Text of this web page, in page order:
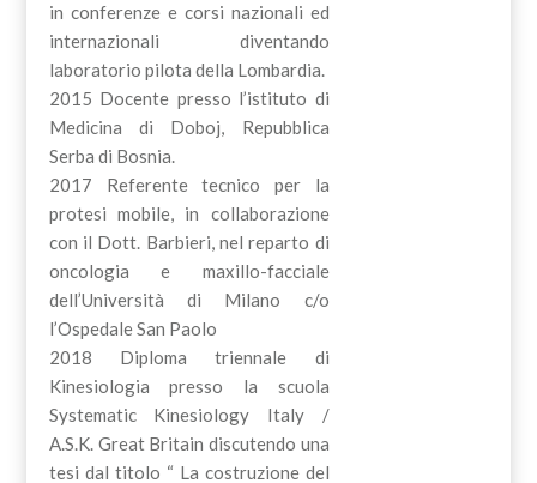
in conferenze e corsi nazionali ed
internazionali diventando
laboratorio pilota della Lombardia.
2015 Docente presso l’istituto di
Medicina di Doboj, Repubblica
Serba di Bosnia.
2017 Referente tecnico per la
protesi mobile, in collaborazione
con il Dott. Barbieri, nel reparto di
oncologia e maxillo-facciale
dell’Università di Milano c/o
l’Ospedale San Paolo
2018 Diploma triennale di
Kinesiologia presso la scuola
Systematic Kinesiology Italy /
A.S.K. Great Britain discutendo una
tesi dal titolo “ La costruzione del